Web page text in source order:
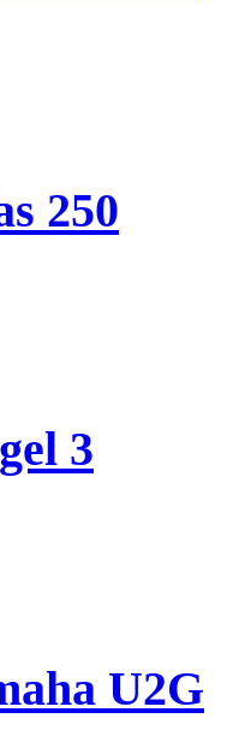
250
3
U2G